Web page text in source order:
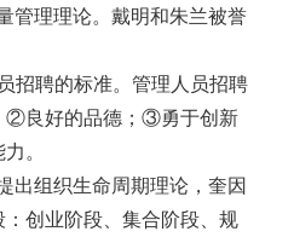
管理理论。戴明和朱兰被誉
招聘的标准。管理人员招聘
②良好的品德；③勇于创新
。
出组织生命周期理论，奎因
创业阶段、集合阶段、规